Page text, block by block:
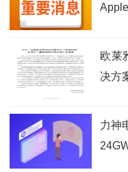
欧莱
决方
力神